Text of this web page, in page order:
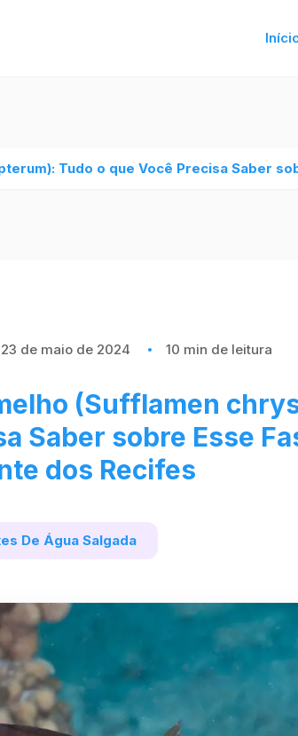
Tudo o que Você Precisa Saber
23 de maio de 2024 10 min de leitura
(Sufflamen
Saber sobre Esse
dos Recifes
De Água Salgada